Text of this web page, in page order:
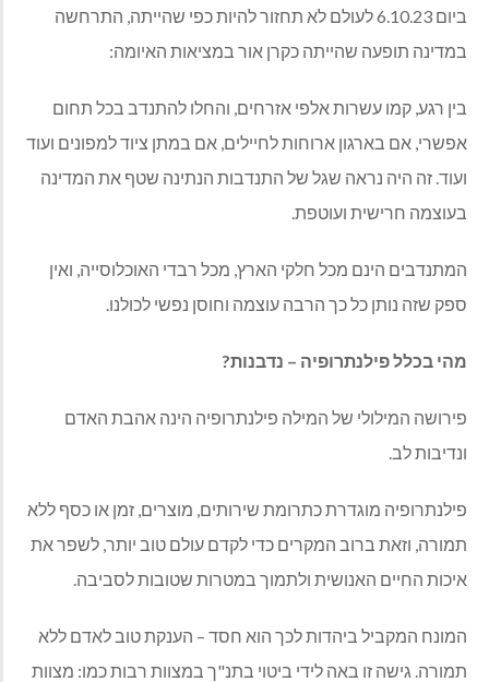
ביום 6.10.23 לעולם לא תחזור להיות כפי שהייתה, התרחשה
במדינה תופעה שהייתה כקרן אור במציאות האיומה:
בין רגע, קמו עשרות אלפי אזרחים, והחלו להתנדב בכל תחום
אפשרי, אם בארגון ארוחות לחיילים, אם במתן ציוד למפונים ועוד
ועוד. זה היה נראה שגל של התנדבות הנתינה שטף את המדינה
בעוצמה חרישית ועוטפת.
המתנדבים הינם מכל חלקי הארץ, מכל רבדי האוכלוסייה, ואין
ספק שזה נותן כל כך הרבה עוצמה וחוסן נפשי לכולנו.
מהי בכלל פילנתרופיה – נדבנות?
פירושה המילולי של המילה פילנתרופיה הינה אהבת האדם
ונדיבות לב.
פילנתרופיה מוגדרת כתרומת שירותים, מוצרים, זמן או כסף ללא
תמורה, וזאת ברוב המקרים כדי לקדם עולם טוב יותר, לשפר את
איכות החיים האנושית ולתמוך במטרות שטובות לסביבה.
המונח המקביל ביהדות לכך הוא חסד – הענקת טוב לאדם ללא
תמורה. גישה זו באה לידי ביטוי בתנ"ך במצוות רבות כמו: מצוות